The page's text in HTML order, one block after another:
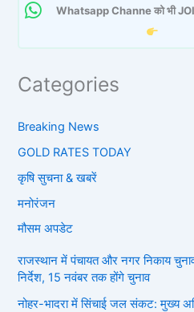
Whatsapp Channe को भी
Categories
Breaking News
GOLD RATES TODAY
कृषि सुचना & खबरें
मनोरंजन
मौसम अपडेट
राजस्थान में पंचायत और नगर निकाय
निर्देश, 15 नवंबर तक होंगे चुनाव
नोहर-भादरा में सिंचाई जल संकट: मुख्य